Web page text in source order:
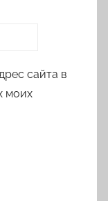
сайта в
моих